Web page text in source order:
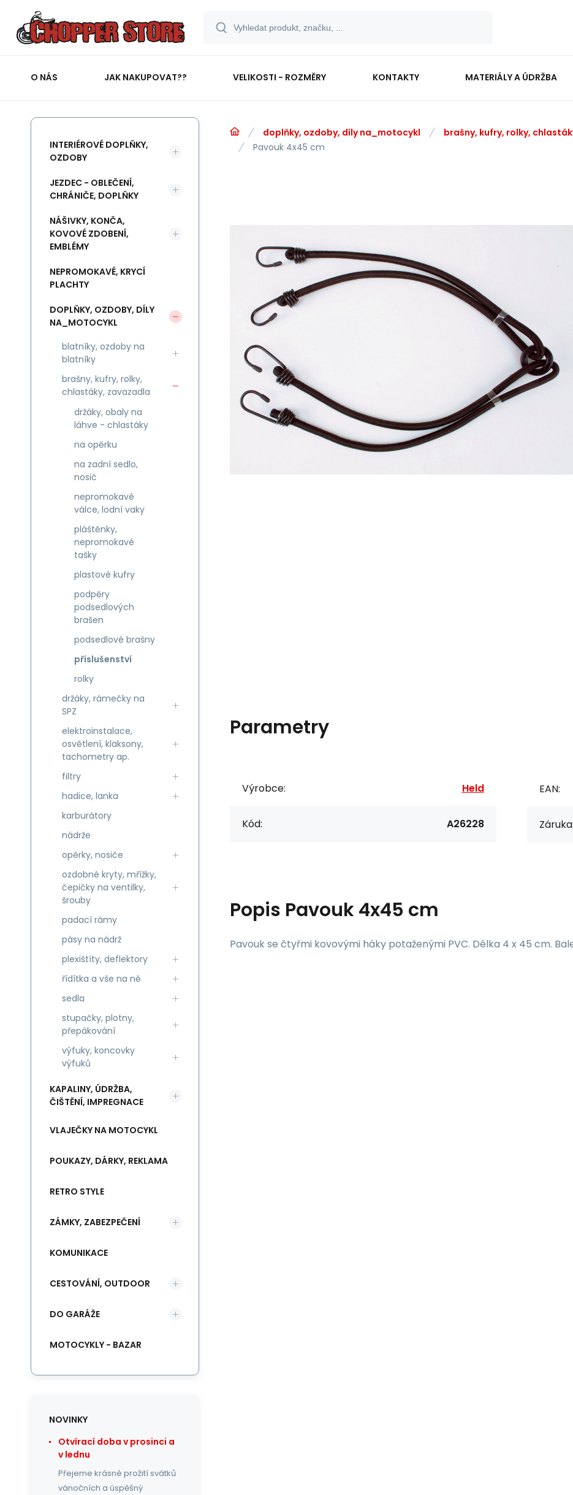
O NÁS JAK NAKUPOVAT?? VELIKOSTI - ROZMĚRY KONTAKTY MATERIÁLY A ÚDRŽBA
doplňky, ozdoby, díly na_motocykl brašny, kufry, rolky,
Pavouk 4x45 cm
Parametry
Výrobce: Held
Kód: A26228
EAN:
Záruka:
Popis Pavouk 4x45 cm
Pavouk se čtyřmi kovovými háky potaženými PVC. Délka 4 x 45 cm.
INTERIÉROVÉ DOPLŇKY,
OZDOBY
JEZDEC - OBLEČENÍ,
CHRÁNIČE, DOPLŇKY
NÁŠIVKY, KONČA,
KOVOVÉ ZDOBENÍ,
EMBLÉMY
NEPROMOKAVÉ, KRYCÍ
PLACHTY
DOPLŇKY, OZDOBY, DÍLY
NA_MOTOCYKL
blatníky, ozdoby na
blatníky
brašny, kufry, rolky,
chlastáky, zavazadla
držáky, obaly na
láhve - chlastáky
na opěrku
na zadní sedlo,
nosič
nepromokavé
válce, lodní vaky
pláštěnky,
nepromokavé
tašky
plastové kufry
podpěry
podsedlových
brašen
podsedlové brašny
příslušenství
rolky
držáky, rámečky na
SPZ
elektroinstalace,
osvětlení, klaksony,
tachometry ap.
filtry
hadice, lanka
karburátory
nádrže
opěrky, nosiče
ozdobné kryty, mřížky,
čepičky na ventilky,
šrouby
padací rámy
pásy na nádrž
plexištíty, deflektory
řídítka a vše na ně
sedla
stupačky, plotny,
přepákování
výfuky, koncovky
výfuků
KAPALINY, ÚDRŽBA,
ČIŠTĚNÍ, IMPREGNACE
VLAJEČKY NA MOTOCYKL
POUKAZY, DÁRKY, REKLAMA
RETRO STYLE
ZÁMKY, ZABEZPEČENÍ
KOMUNIKACE
CESTOVÁNÍ, OUTDOOR
DO GARÁŽE
MOTOCYKLY - BAZAR
NOVINKY
Otvírací doba v prosinci a
v lednu
Přejeme krásné prožití svátků
vánočních a úspěšný